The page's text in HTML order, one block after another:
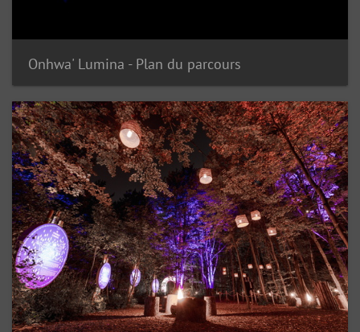
Onhwa' Lumina - Plan du parcours